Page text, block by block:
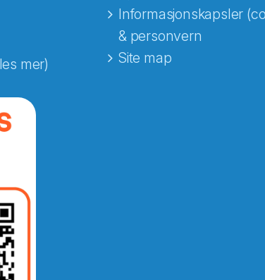
mer)
Informasjonskapsler
& personvern
Site map